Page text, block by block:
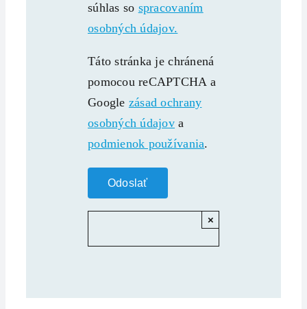
súhlas so spracovaním
osobných údajov.
Táto stránka je chránená
pomocou reCAPTCHA a
Google zásad ochrany
osobných údajov a
podmienok používania.
×